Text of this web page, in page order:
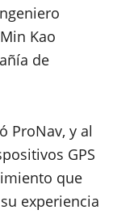
Kao
de
ProNav, y al
GPS
que
experiencia